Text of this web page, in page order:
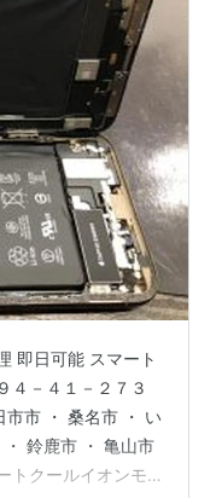
即日可能 スマート
－４１－２７３
市市 ・ 桑名市 ・ い
鈴鹿市 ・ 亀山市
トクールイオンモ